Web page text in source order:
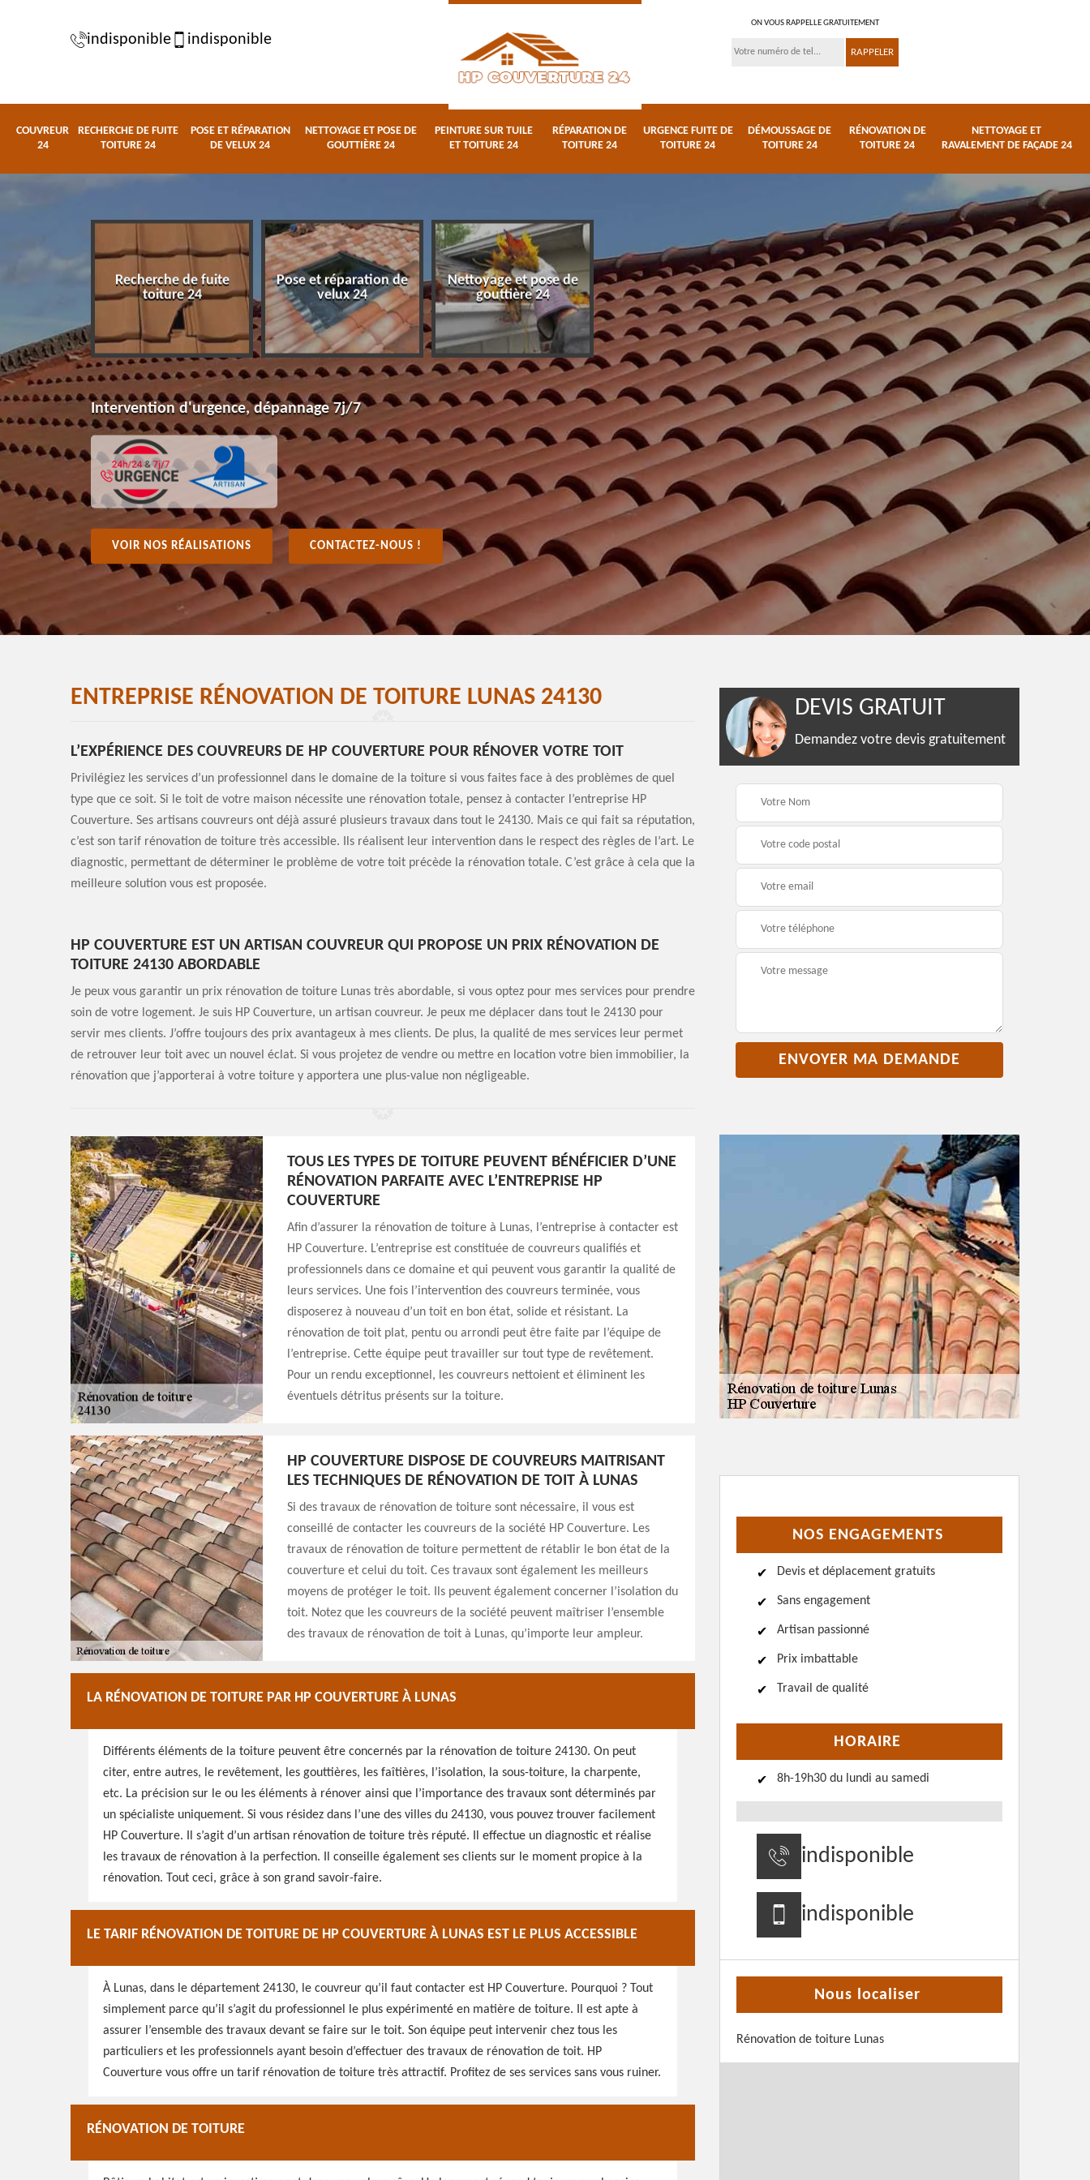
indisponible indisponible
ON VOUS RAPPELLE GRATUITEMENT
COUVREUR
24
RECHERCHE DE FUITE
TOITURE 24
POSE ET RÉPARATION
DE VELUX 24
NETTOYAGE ET POSE DE
GOUTTIÈRE 24
PEINTURE SUR TUILE
ET TOITURE 24
RÉPARATION DE
TOITURE 24
URGENCE FUITE DE
TOITURE 24
DÉMOUSSAGE DE
TOITURE 24
RÉNOVATION DE
TOITURE 24
NETTOYAGE ET
RAVALEMENT DE FAÇADE 24
Recherche de fuite
toiture 24
Pose et réparation de
velux 24
Nettoyage et pose de
gouttière 24
Peinture sur tuile et
toiture 24
Réparation de toiture
24
Urgence fuite de
toiture 24
Intervention d'urgence, dépannage 7j/7
VOIR NOS RÉALISATIONS CONTACTEZ-NOUS !
ENTREPRISE RÉNOVATION DE TOITURE LUNAS 24130
L’EXPÉRIENCE DES COUVREURS DE HP COUVERTURE POUR RÉNOVER VOTRE TOIT
Privilégiez les services d’un professionnel dans le domaine de la toiture si vous faites face à des problèmes de quel
type que ce soit. Si le toit de votre maison nécessite une rénovation totale, pensez à contacter l’entreprise HP
Couverture. Ses artisans couvreurs ont déjà assuré plusieurs travaux dans tout le 24130. Mais ce qui fait sa réputation,
c’est son tarif rénovation de toiture très accessible. Ils réalisent leur intervention dans le respect des règles de l’art. Le
diagnostic, permettant de déterminer le problème de votre toit précède la rénovation totale. C’est grâce à cela que la
meilleure solution vous est proposée.
HP COUVERTURE EST UN ARTISAN COUVREUR QUI PROPOSE UN PRIX RÉNOVATION DE
TOITURE 24130 ABORDABLE
Je peux vous garantir un prix rénovation de toiture Lunas très abordable, si vous optez pour mes services pour prendre
soin de votre logement. Je suis HP Couverture, un artisan couvreur. Je peux me déplacer dans tout le 24130 pour
servir mes clients. J’offre toujours des prix avantageux à mes clients. De plus, la qualité de mes services leur permet
de retrouver leur toit avec un nouvel éclat. Si vous projetez de vendre ou mettre en location votre bien immobilier, la
rénovation que j’apporterai à votre toiture y apportera une plus-value non négligeable.
TOUS LES TYPES DE TOITURE PEUVENT BÉNÉFICIER D’UNE
RÉNOVATION PARFAITE AVEC L’ENTREPRISE HP
COUVERTURE
Afin d’assurer la rénovation de toiture à Lunas, l’entreprise à contacter est
HP Couverture. L’entreprise est constituée de couvreurs qualifiés et
professionnels dans ce domaine et qui peuvent vous garantir la qualité de
leurs services. Une fois l’intervention des couvreurs terminée, vous
disposerez à nouveau d’un toit en bon état, solide et résistant. La
rénovation de toit plat, pentu ou arrondi peut être faite par l’équipe de
l’entreprise. Cette équipe peut travailler sur tout type de revêtement.
Pour un rendu exceptionnel, les couvreurs nettoient et éliminent les
éventuels détritus présents sur la toiture.
HP COUVERTURE DISPOSE DE COUVREURS MAITRISANT
LES TECHNIQUES DE RÉNOVATION DE TOIT À LUNAS
Si des travaux de rénovation de toiture sont nécessaire, il vous est
conseillé de contacter les couvreurs de la société HP Couverture. Les
travaux de rénovation de toiture permettent de rétablir le bon état de la
couverture et celui du toit. Ces travaux sont également les meilleurs
moyens de protéger le toit. Ils peuvent également concerner l’isolation du
toit. Notez que les couvreurs de la société peuvent maîtriser l’ensemble
des travaux de rénovation de toit à Lunas, qu’importe leur ampleur.
LA RÉNOVATION DE TOITURE PAR HP COUVERTURE À LUNAS
Différents éléments de la toiture peuvent être concernés par la rénovation de toiture 24130. On peut
citer, entre autres, le revêtement, les gouttières, les faîtières, l’isolation, la sous-toiture, la charpente,
etc. La précision sur le ou les éléments à rénover ainsi que l’importance des travaux sont déterminés par
un spécialiste uniquement. Si vous résidez dans l’une des villes du 24130, vous pouvez trouver facilement
HP Couverture. Il s’agit d’un artisan rénovation de toiture très réputé. Il effectue un diagnostic et réalise
les travaux de rénovation à la perfection. Il conseille également ses clients sur le moment propice à la
rénovation. Tout ceci, grâce à son grand savoir-faire.
LE TARIF RÉNOVATION DE TOITURE DE HP COUVERTURE À LUNAS EST LE PLUS ACCESSIBLE
À Lunas, dans le département 24130, le couvreur qu’il faut contacter est HP Couverture. Pourquoi ? Tout
simplement parce qu’il s’agit du professionnel le plus expérimenté en matière de toiture. Il est apte à
assurer l’ensemble des travaux devant se faire sur le toit. Son équipe peut intervenir chez tous les
particuliers et les professionnels ayant besoin d’effectuer des travaux de rénovation de toit. HP
Couverture vous offre un tarif rénovation de toiture très attractif. Profitez de ses services sans vous ruiner.
RÉNOVATION DE TOITURE
DEVIS GRATUIT
Demandez votre devis gratuitement
NOS ENGAGEMENTS
Devis et déplacement gratuits
Sans engagement
Artisan passionné
Prix imbattable
Travail de qualité
HORAIRE
8h-19h30 du lundi au samedi
indisponible
indisponible
Nous localiser
Rénovation de toiture Lunas